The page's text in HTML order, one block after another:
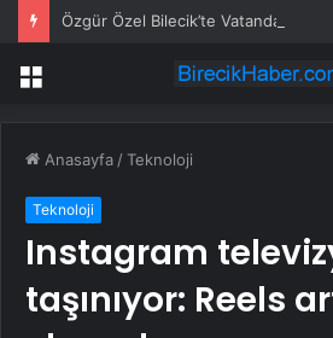
Özgür Özel Bilecik’te Vatandaşlarla
Menü
Anasayfa /Teknoloji
Teknoloji
Instagram
taşınıyor: Reels